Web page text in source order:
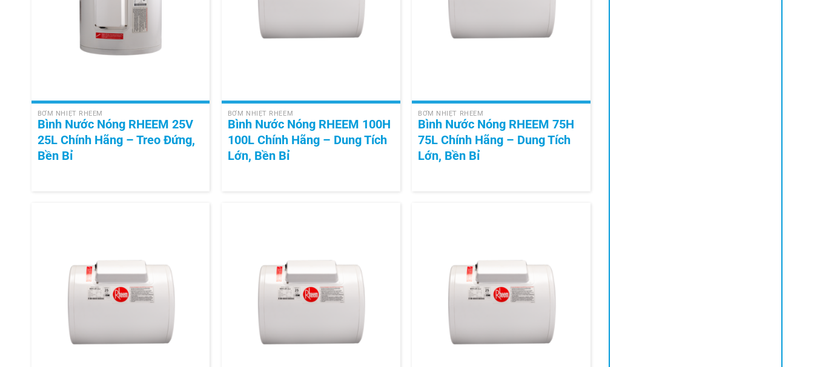
BƠM NHIỆT RHEEM
Bình Nước Nóng RHEEM 25V
25L Chính Hãng – Treo Đứng,
Bền Bỉ
BƠM NHIỆT RHEEM
Bình Nước Nóng RHEEM 100H
100L Chính Hãng – Dung Tích
Lớn, Bền Bỉ
BƠM NHIỆT RHEEM
Bình Nước Nóng RHEEM 75H
75L Chính Hãng – Dung Tích
Lớn, Bền Bỉ